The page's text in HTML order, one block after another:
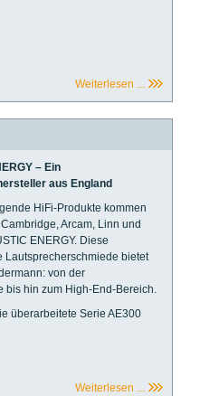
Weiterlesen ...
– Ein
aus England
HiFi-Produkte kommen
Arcam, Linn und
ENERGY. Diese
Lautsprecherschmiede bietet
von der
bis hin zum High-End-Bereich.
überarbeitete Serie AE300
Weiterlesen ...